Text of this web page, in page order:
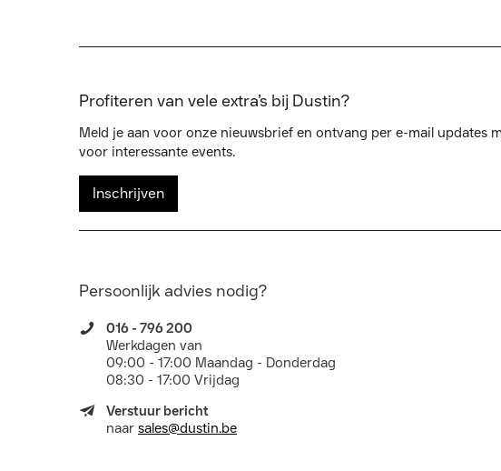
Profiteren van vele extra’s bij Dustin?
Meld je aan voor onze nieuwsbrief en ontvang per e-mail updates
voor interessante events.
Inschrijven
Persoonlijk advies nodig?
016 - 796 200
Werkdagen van
09:00 - 17:00 Maandag - Donderdag
08:30 - 17:00 Vrijdag
Verstuur bericht
naar sales@dustin.be